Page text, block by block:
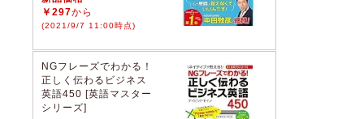
￥297から
(2021/9/7 11:00時点)
NGフレーズでわかる！
正しく伝わるビジネス
英語450 [英語マスター
シリーズ]